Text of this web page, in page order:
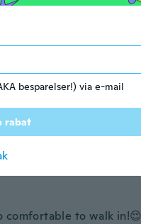
comfortable to walk in!😌
besparelser!) via e-mail
rabat